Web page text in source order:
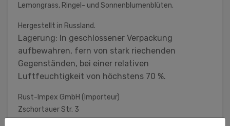
Lemongrass, Ringel- und Sonnenblumenblüten.
Hergestellt in Russland.
Lagerung: In geschlossener Verpackung
aufbewahren, fern von stark riechenden
Gegenständen, bei einer relativen
Luftfeuchtigkeit von höchstens 70 %.
Rust-Impex GmbH (Importeur)
Zschortauer Str. 3